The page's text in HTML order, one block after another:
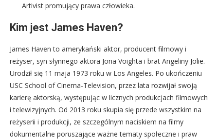
Artivist promujący prawa człowieka.
Kim jest James Haven?
James Haven to amerykański aktor, producent filmowy i
reżyser, syn słynnego aktora Jona Voighta i brat Angeliny Jolie.
Urodził się 11 maja 1973 roku w Los Angeles. Po ukończeniu
USC School of Cinema-Television, przez lata rozwijał swoją
karierę aktorską, występując w licznych produkcjach filmowych
i telewizyjnych. Od 2013 roku skupia się przede wszystkim na
reżyserii i produkcji, ze szczególnym naciskiem na filmy
dokumentalne poruszające ważne tematy społeczne i praw